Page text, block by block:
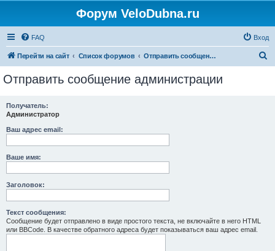
Форум VeloDubna.ru
FAQ Вход
Перейти на сайт Список форумов Отправить сообщение администрации
Отправить сообщение администрации
Получатель:
Администратор
Ваш адрес email:
Ваше имя:
Заголовок:
Текст сообщения:
Сообщение будет отправлено в виде простого текста, не включайте в него HTML
или BBCode. В качестве обратного адреса будет показываться ваш адрес email.